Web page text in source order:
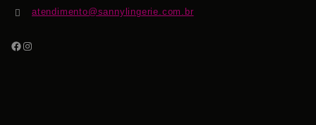
atendimento@sannylingerie.com.br